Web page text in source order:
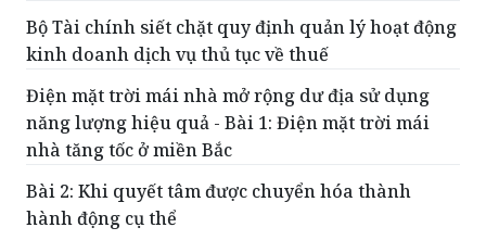
Bộ Tài chính siết chặt quy định quản lý hoạt động
kinh doanh dịch vụ thủ tục về thuế
Điện mặt trời mái nhà mở rộng dư địa sử dụng
năng lượng hiệu quả - Bài 1: Điện mặt trời mái
nhà tăng tốc ở miền Bắc
Bài 2: Khi quyết tâm được chuyển hóa thành
hành động cụ thể